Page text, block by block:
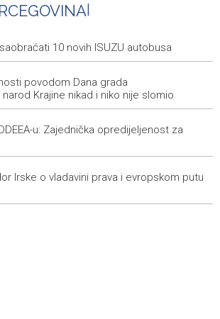
povodom Dana grada
Krajine nikad i niko nije slomio
2026.' okupit će domaće ugostitelje i
IDDEEA-u: Zajednička opredijeljenost
Irske o vladavini prava i
kod Konjica, u gašenju sudjelovali Air
a BiH
10 novih ISUZU autobusa
povodom Dana grada
Krajine nikad i niko nije slomio
u: Zajednička opredijeljenost za
Irske o vladavini prava i evropskom putu